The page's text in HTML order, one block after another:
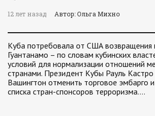
12 лет назад Автор: Ольга Михно
Куба потребовала от США возвращения
Гуантанамо – по словам кубинских
условий для нормализации отношений
странами. Президент Кубы Рауль
Вашингтон отменить торговое эмбарго
списка стран-спонсоров терроризма.…